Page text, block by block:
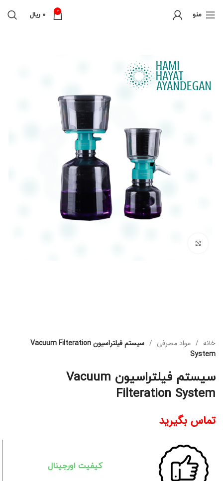
منو 0
0 ریال
خانه مواد مصرفی
سیستم فیلتراسیون Vacuum Filteration
System
سیستم فیلتراسیون Vacuum
Filteration System
تماس بگیرید
کیفیت اورجینال